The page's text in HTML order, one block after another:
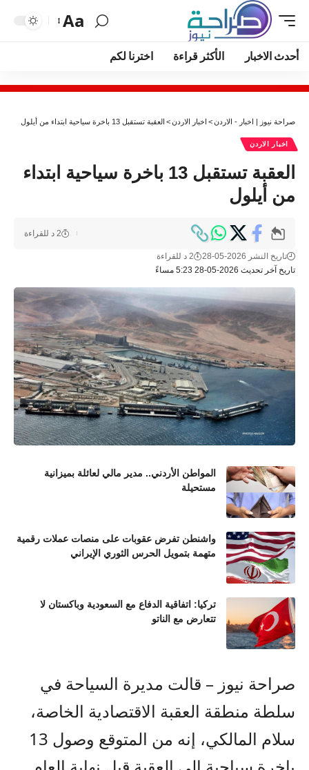
Aa
أحدث الاخبار الأكثر قراءة اخترنا لكم
صراحة نيوز | اخبار - الاردن> اخبار الاردن> العقبة تستقبل 13 باخرة سياحية ابتداء من أيلول
اخبار الاردن
العقبة تستقبل 13 باخرة سياحية ابتداء
من أيلول
تاريخ آخر تحديث 2026-05-28 5:23 مساءً
تاريخ النشر 2026-05-28 2 د للقراءة
2 د للقراءة
المواطن الأردني.. مدير مالي لعائلة بميزانية
مستحيلة
واشنطن تفرض عقوبات على منصات عملات رقمية
متهمة بتمويل الحرس الثوري الإيراني
تركيا: اتفاقية الدفاع مع السعودية وباكستان لا
تتعارض مع الناتو
صراحة نيوز – قالت مديرة السياحة في
سلطة منطقة العقبة الاقتصادية الخاصة،
سلام المالكي، إنه من المتوقع وصول 13